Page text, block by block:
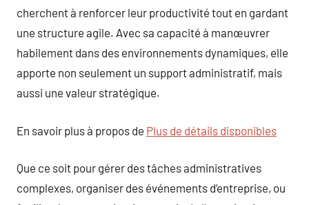
cherchent à renforcer leur productivité tout en gardant
une structure agile. Avec sa capacité à manœuvrer
habilement dans des environnements dynamiques, elle
apporte non seulement un support administratif, mais
aussi une valeur stratégique.
En savoir plus à propos de Plus de détails disponibles
Que ce soit pour gérer des tâches administratives
complexes, organiser des événements d’entreprise, ou